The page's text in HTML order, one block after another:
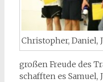
Christopher, Daniel,
großen Freude des
schafften es Samuel,